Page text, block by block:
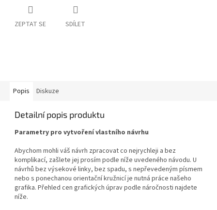
ZEPTAT SE SDÍLET
Popis Diskuze
Detailní popis produktu
Parametry pro vytvoření vlastního návrhu
Abychom mohli váš návrh zpracovat co nejrychleji a bez
komplikací, zašlete jej prosím podle níže uvedeného návodu. U
návrhů bez výsekové linky, bez spadu, s nepřevedeným písmem
nebo s ponechanou orientační kružnicí je nutná práce našeho
grafika. Přehled cen grafických úprav podle náročnosti najdete
níže.